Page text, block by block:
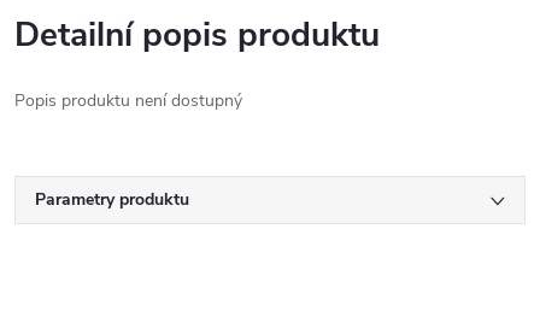
Detailní popis produktu
Popis produktu není dostupný
Parametry produktu